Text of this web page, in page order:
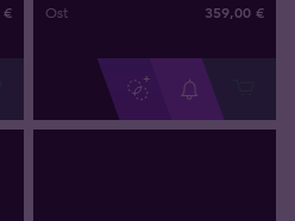
€ Ost 359,00 €